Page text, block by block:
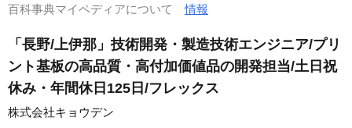
百科事典マイペディアについて情報
「長野/上伊那」技術開発・製造技術エンジニア/プリ
ント基板の高品質・高付加価値品の開発担当/土日祝
休み・年間休日125日/フレックス
株式会社キョウデン